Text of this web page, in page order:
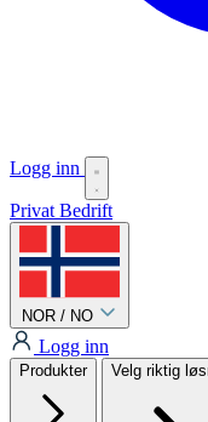
Logg inn
Privat Bedrift
NOR / NO
Logg inn
Produkter Velg riktig